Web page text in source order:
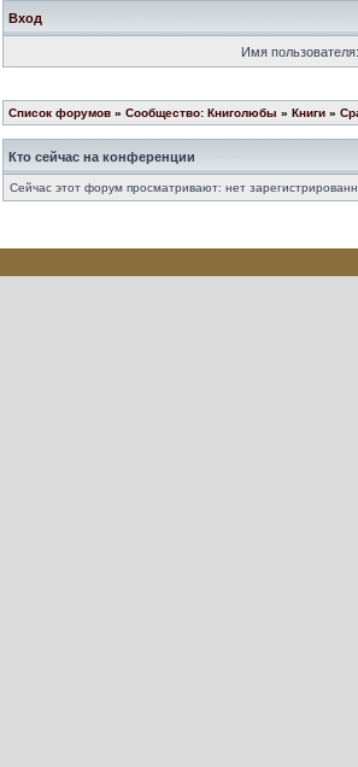
Вход
Имя пользователя:
Список форумов » Сообщество: Книголюбы » Книги »
Кто сейчас на конференции
Сейчас этот форум просматривают: нет